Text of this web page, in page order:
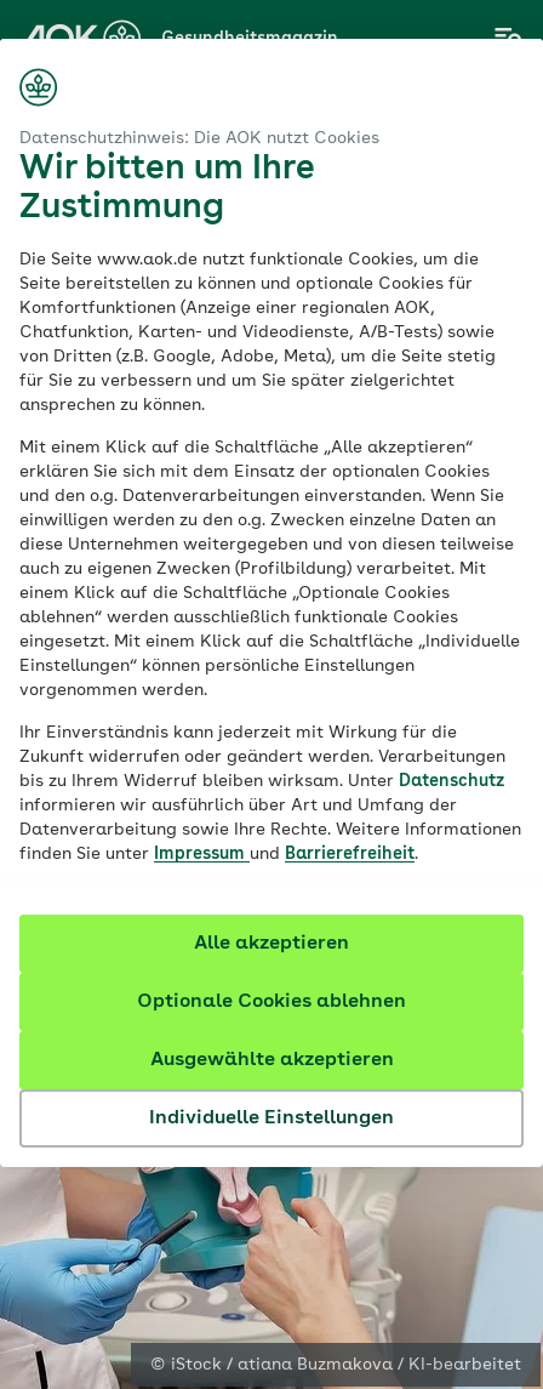
Datenschutzhinweis: Die AOK nutzt Cookies
Wir bitten um Ihre
Zustimmung
Die Seite www.aok.de nutzt funktionale Cookies, um die
Seite bereitstellen zu können und optionale Cookies für
Komfortfunktionen (Anzeige einer regionalen AOK,
Chatfunktion, Karten- und Videodienste, A/B-Tests) sowie
von Dritten (z.B. Google, Adobe, Meta), um die Seite stetig
für Sie zu verbessern und um Sie später zielgerichtet
ansprechen zu können.
Mit einem Klick auf die Schaltfläche „Alle akzeptieren“
erklären Sie sich mit dem Einsatz der optionalen Cookies
und den o.g. Datenverarbeitungen einverstanden. Wenn Sie
einwilligen werden zu den o.g. Zwecken einzelne Daten an
diese Unternehmen weitergegeben und von diesen teilweise
auch zu eigenen Zwecken (Profilbildung) verarbeitet. Mit
einem Klick auf die Schaltfläche „Optionale Cookies
ablehnen“ werden ausschließlich funktionale Cookies
eingesetzt. Mit einem Klick auf die Schaltfläche „Individuelle
Einstellungen“ können persönliche Einstellungen
vorgenommen werden.
Ihr Einverständnis kann jederzeit mit Wirkung für die
Zukunft widerrufen oder geändert werden. Verarbeitungen
bis zu Ihrem Widerruf bleiben wirksam. Unter Datenschutz
informieren wir ausführlich über Art und Umfang der
Datenverarbeitung sowie Ihre Rechte. Weitere Informationen
finden Sie unter
Impressum und Barrierefreiheit.
Individuelle Einstellungen
Ausgewählte akzeptieren
Optionale Cookies ablehnen
Alle akzeptieren
Hauptinhalt
springen
Gesundheitsmagazin
Wie eine Konisation
vorbeugt und wann
sie sinnvoll ist
Veröffentlicht am:
17.06.2026 10 Minuten Lesedauer von Volker Zapf
Gynäkologische
Krebsvorsorgeuntersuchungen liefern
Hinweise auf Gebärmutterhalskrebs. Bei
die beste Methode zur Krebsvorbeugung.
Wie läuft der Eingriff ab und was ist im
Anschluss zu beachten?
© iStock / atiana Buzmakova / KI-bearbeitet